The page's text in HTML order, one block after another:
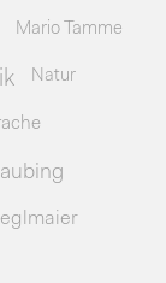
Mario Tamme
Natur